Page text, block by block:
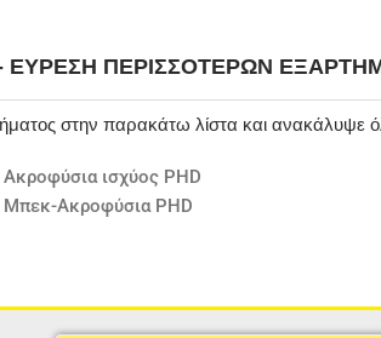
ΠΕΡΙΣΣΌΤΕΡΩΝ
στην παρακάτω λίστα και ανακάλυψε
Ακροφύσια ισχύος PHD
Μπεκ-Ακροφύσια PHD